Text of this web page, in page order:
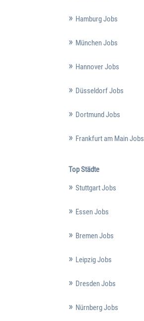
Hamburg Jobs
München Jobs
Hannover Jobs
Düsseldorf Jobs
Dortmund Jobs
Frankfurt am Main Jobs
Top Städte
Stuttgart Jobs
Essen Jobs
Bremen Jobs
Leipzig Jobs
Dresden Jobs
Nürnberg Jobs